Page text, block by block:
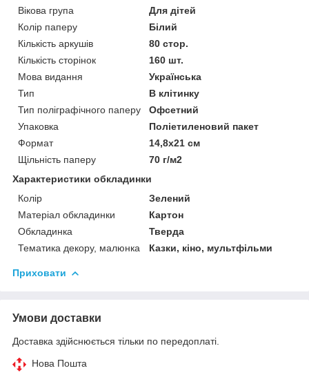
Вікова група
Для дітей
Колір паперу
Білий
Кількість аркушів
80 стор.
Кількість сторінок
160 шт.
Мова видання
Українська
Тип
В клітинку
Тип поліграфічного паперу
Офсетний
Упаковка
Поліетиленовий пакет
Формат
14,8х21 см
Щільність паперу
70 г/м2
Характеристики обкладинки
Колір
Зелений
Матеріал обкладинки
Картон
Обкладинка
Тверда
Тематика декору, малюнка
Казки, кіно, мультфільми
Приховати
Умови доставки
Доставка здійснюється тільки по передоплаті.
Нова Пошта